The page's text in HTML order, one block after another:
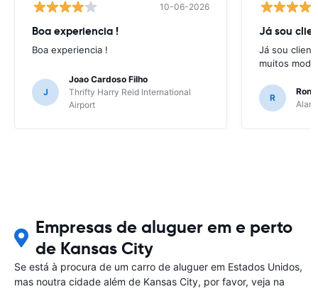
10-06-2026
Boa experiencia !
Boa experiencia !
J
Joao Cardoso Filho
Thrifty Harry Reid International
Airport
Já sou
Já sou
muitos
R
Empresas de aluguer em e perto
de Kansas City
Se está à procura de um carro de aluguer em Estados Unidos,
mas noutra cidade além de Kansas City, por favor, veja na